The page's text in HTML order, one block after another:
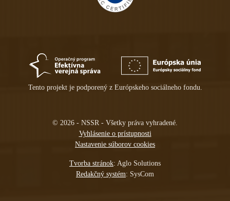
Tento projekt je podporený z Európskeho sociálneho fondu.
© 2026 - NSSR - Všetky práva vyhradené.
Vyhlásenie o prístupnosti
Nastavenie súborov cookies
Tvorba stránok(otvára sa v novom tabe)
: Aglo Solutions
Redakčný systém(otvára sa v novom tabe)
: SysCom